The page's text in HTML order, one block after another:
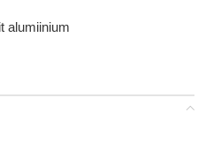
alumiinium